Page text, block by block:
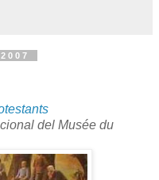
del Musée du